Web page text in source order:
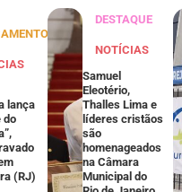
lança
do
(RJ)
DESTAQUE
NOTÍCIAS
Samuel
Eleotério,
Thalles Lima e
líderes cristãos
são
homenageados
na Câmara
Municipal do